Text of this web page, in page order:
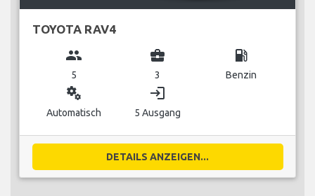
TOYOTA RAV4
group
5
business_center
3
local_gas_station
Benzin
miscellaneous_services
Automatisch
login
5 Ausgang
DETAILS ANZEIGEN...